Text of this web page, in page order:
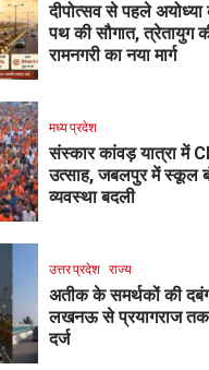
दीपोत्सव से पहले
पथ की सौगात, त्रेतायुग
रामनगरी का नया मार्ग
मध्य प्रदेश
संस्कार कांवड़ यात्रा में
उत्साह, जबलपुर में स्कूल
व्यवस्था बदली
उत्तर प्रदेश राज्य
अतीक के समर्थकों की
लखनऊ से प्रयागराज
दर्ज